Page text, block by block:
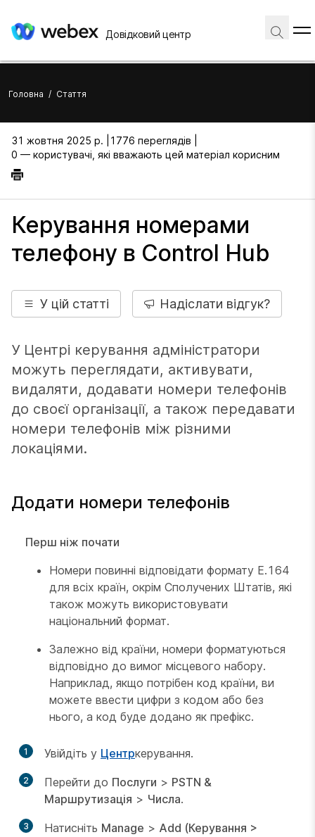
Довідковий центр
Головна / Стаття
31 жовтня 2025 р. |
1776 переглядів |
0 — користувачі, які вважають цей матеріал корисним
Керування номерами
телефону в Control Hub
У цій статті Надіслати відгук?
У Центрі керування адміністратори
можуть переглядати, активувати,
видаляти, додавати номери телефонів
до своєї організації, а також передавати
номери телефонів між різними
локаціями.
Додати номери телефонів
Перш ніж почати
Номери повинні відповідати формату E.164
для всіх країн, окрім Сполучених Штатів, які
також можуть використовувати
національний формат.
Залежно від країни, номери форматуються
відповідно до вимог місцевого набору.
Наприклад, якщо потрібен код країни, ви
можете ввести цифри з кодом або без
нього, а код буде додано як префікс.
1 Увійдіть у Центркерування.
2 Перейти до Послуги > PSTN &
Маршрутизація > Числа.
3 Натисніть Manage > Add (Керування >